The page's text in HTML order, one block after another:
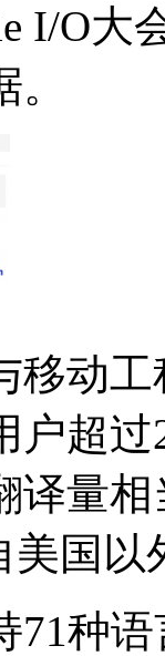
I/O大
动工
户超
译量
美国
71种